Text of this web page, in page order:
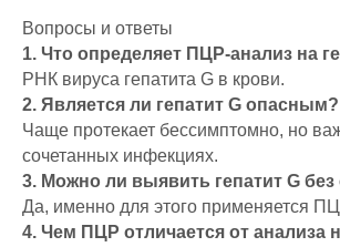
Вопросы и ответы
1. Что определяет ПЦР-анализ на
РНК вируса гепатита G в крови.
2. Является ли гепатит G опасным?
Чаще протекает бессимптомно, но
сочетанных инфекциях.
3. Можно ли выявить гепатит G
Да, именно для этого применяется
4. Чем ПЦР отличается от анализа